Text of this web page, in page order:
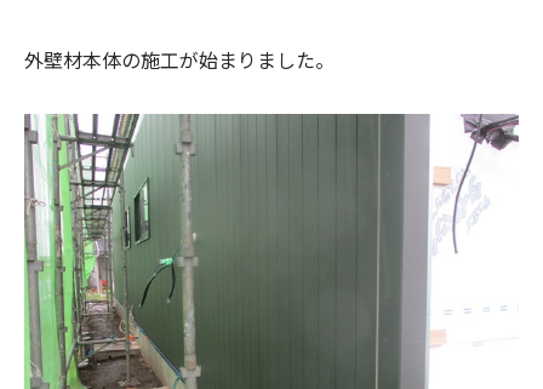
外壁材本体の施工が始まりました。